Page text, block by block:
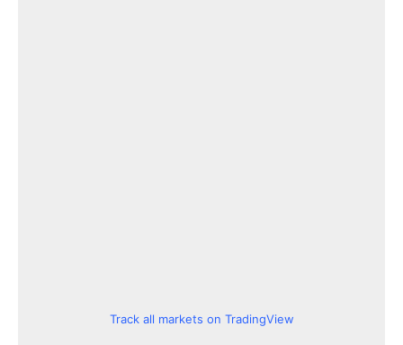
Track all markets on TradingView